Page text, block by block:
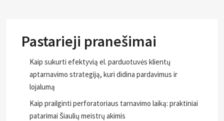
Pastarieji pranešimai
Kaip sukurti efektyvią el. parduotuvės klientų
aptarnavimo strategiją, kuri didina pardavimus ir
lojalumą
Kaip prailginti perforatoriaus tarnavimo laiką: praktiniai
patarimai Šiaulių meistrų akimis